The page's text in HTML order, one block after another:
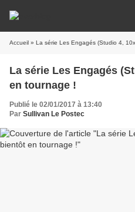
Accueil » La série Les Engagés (Studio 4,
La série Les Engagés
en tournage !
Publié le 02/01/2017 à 13:40
Par Sullivan Le Postec